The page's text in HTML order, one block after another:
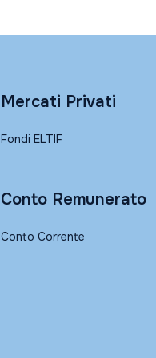
Mercati Privati
Fondi ELTIF
Conto Remunerato
Conto Corrente